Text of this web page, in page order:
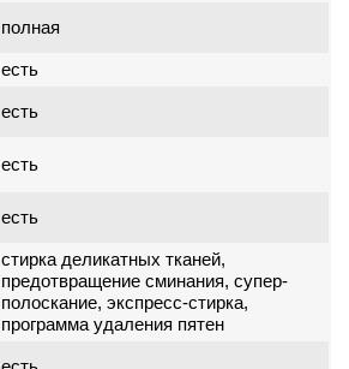
полная
есть
есть
есть
есть
стирка деликатных тканей,
предотвращение сминания, супер-
полоскание, экспресс-стирка,
программа удаления пятен